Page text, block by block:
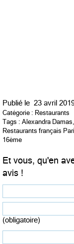
Publié le 23 avril
Catégorie : Restaurants
Tags : Alexandra Damas,
Restaurants français
16ème
Et vous, qu'en
avis !
(obligatoire)